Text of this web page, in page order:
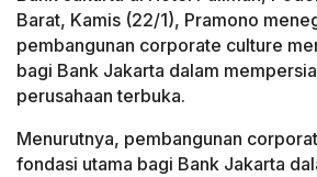
Barat, Kamis (22/1), Pramono
pembangunan corporate culture
bagi Bank Jakarta dalam
perusahaan terbuka.
Menurutnya, pembangunan
fondasi utama bagi Bank Jakarta